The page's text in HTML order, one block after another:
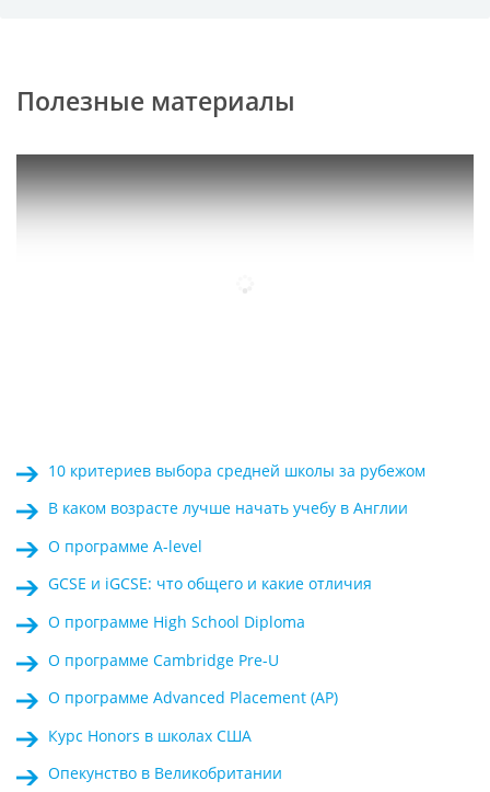
Полезные материалы
10 критериев выбора средней школы за рубежом
В каком возрасте лучше начать учебу в Англии
О программе A-level
GCSE и iGCSE: что общего и какие отличия
О программе High School Diploma
О программе Cambridge Pre-U
О программе Advanced Placement (AP)
Курс Honors в школах США
Опекунство в Великобритании